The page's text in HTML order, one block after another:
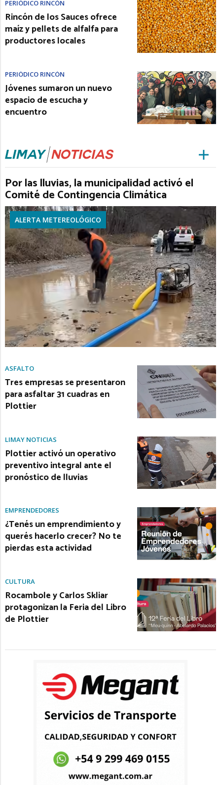
PERIÓDICO RINCÓN
Rincón de los Sauces ofrece
maíz y pellets de alfalfa para
productores locales
PERIÓDICO RINCÓN
Jóvenes sumaron un nuevo
espacio de escucha y
encuentro
Por las lluvias, la municipalidad activó el
Comité de Contingencia Climática
ALERTA METEREOLÓGICO
ASFALTO
Tres empresas se presentaron
para asfaltar 31 cuadras en
Plottier
LIMAY NOTICIAS
Plottier activó un operativo
preventivo integral ante el
pronóstico de lluvias
EMPRENDEDORES
¿Tenés un emprendimiento y
querés hacerlo crecer? No te
pierdas esta actividad
CULTURA
Rocambole y Carlos Skliar
protagonizan la Feria del Libro
de Plottier